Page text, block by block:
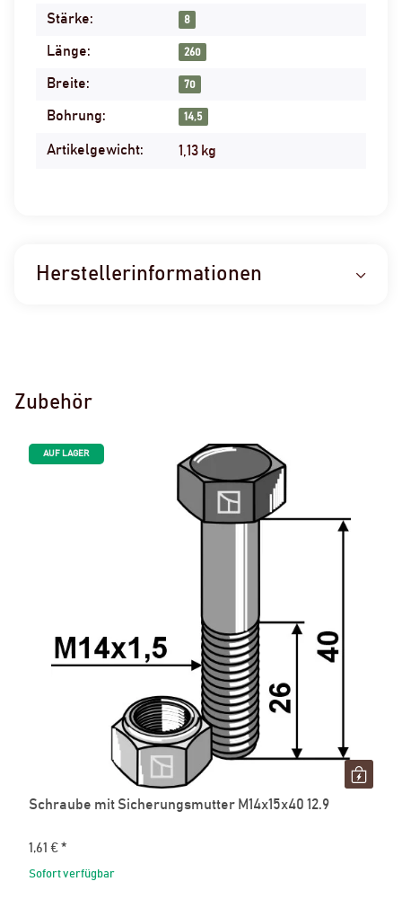
Stärke: 8
Länge: 260
Breite: 70
Bohrung: 14,5
Artikelgewicht: 1,13 kg
Herstellerinformationen
Zubehör
AUF LAGER
Schraube mit Sicherungsmutter M14x15x40 12.9
1,61 € *
Sofort verfügbar